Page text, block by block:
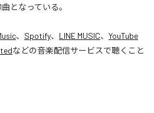
曲となっている。
、 Spotify、 LINE MUSIC、 YouTube
などの音楽配信サービスで聴くこと